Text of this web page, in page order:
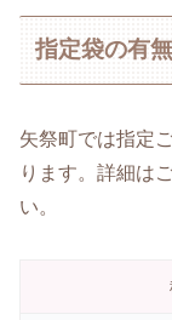
指定袋の有無
矢祭町では指定
ります。詳細は
い。